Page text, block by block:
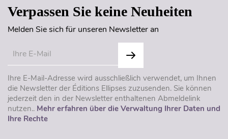
Verpassen Sie keine Neuheiten
Melden Sie sich für unseren Newsletter an
Ihre E-Mail-Adresse wird ausschließlich verwendet, um Ihnen
die Newsletter der Éditions Ellipses zuzusenden. Sie können
jederzeit den in der Newsletter enthaltenen Abmeldelink
nutzen.. Mehr erfahren über die Verwaltung Ihrer Daten und
Ihre Rechte